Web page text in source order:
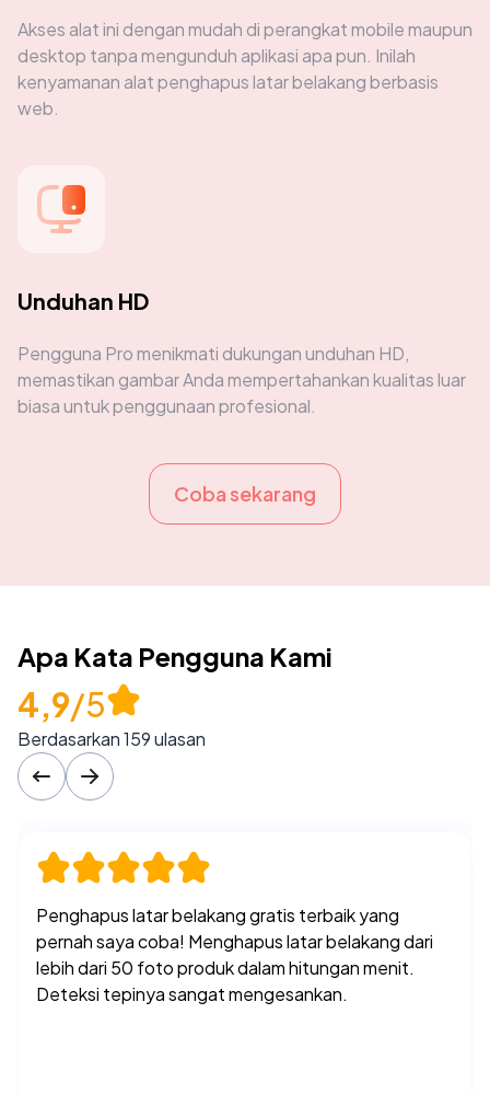
Akses alat ini dengan mudah di perangkat mobile maupun
desktop tanpa mengunduh aplikasi apa pun. Inilah
kenyamanan alat penghapus latar belakang berbasis
web.
Unduhan HD
Pengguna Pro menikmati dukungan unduhan HD,
memastikan gambar Anda mempertahankan kualitas luar
biasa untuk penggunaan profesional.
Coba sekarang
Apa Kata Pengguna Kami
4,9/5
Berdasarkan 159 ulasan
tebal. Namun tetap menghemat banyak waktu
dibandingkan pengeditan manual.
Mike Rodriguez, Blogger Hewan Peliharaan
22 Sep, 2025
Akhirnya saya menemukan alat penghapus latar
Priya Sharma, Kreator Konten Sosial Media
15 Okt, 2025
Penghapus latar belakang gratis terbaik yang
pernah saya coba! Menghapus latar belakang dari
lebih dari 50 foto produk dalam hitungan menit.
Deteksi tepinya sangat mengesankan.